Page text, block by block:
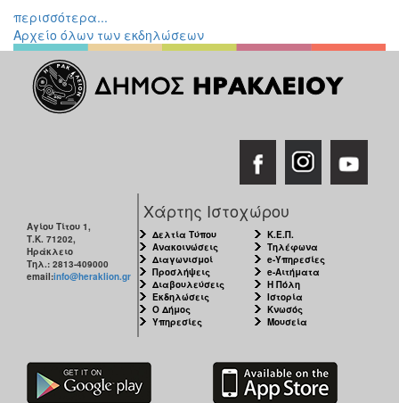
περισσότερα...
Αρχείο όλων των εκδηλώσεων
Αγίου Τίτου 1,
Τ.Κ. 71202,
Ηράκλειο
Τηλ.: 2813-409000
email:info@heraklion.gr
Χάρτης Ιστοχώρου
Δελτία Τύπου
Ανακοινώσεις
Διαγωνισμοί
Προσλήψεις
Διαβουλεύσεις
Εκδηλώσεις
Ο Δήμος
Υπηρεσίες
Κ.Ε.Π.
Τηλέφωνα
e-Υπηρεσίες
e-Αιτήματα
Η Πόλη
Ιστορία
Κνωσός
Μουσεία